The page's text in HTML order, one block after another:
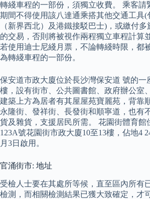
轉綫車程的一部份，須獨立收費。 乘客請
期間不得使用該八達通乘搭其他交通工具
（新界西北）及港鐵接駁巴士)，或繳付
的交易，否則將被視作兩程獨立車程計算
若使用迪士尼綫月票，不論轉綫時限，都
為轉綫車程的一部份。
保安道市政大廈位於長沙灣保安道 號的一
樓，設有街市、公共圖書館、政府辦公室
建築上方為居者有其屋屋苑寶麗苑，背靠
永隆街、發祥街、長發街和順寧道，也有
貨及雜貨，支援居民所需。 花園街體育館
123A號花園街市政大廈10至13樓，佔地4
月3日啟用。
官涌街市: 地址
受檢人士要在其處所等候，直至區內所有
檢測，而相關檢測結果已獲大致確定，才